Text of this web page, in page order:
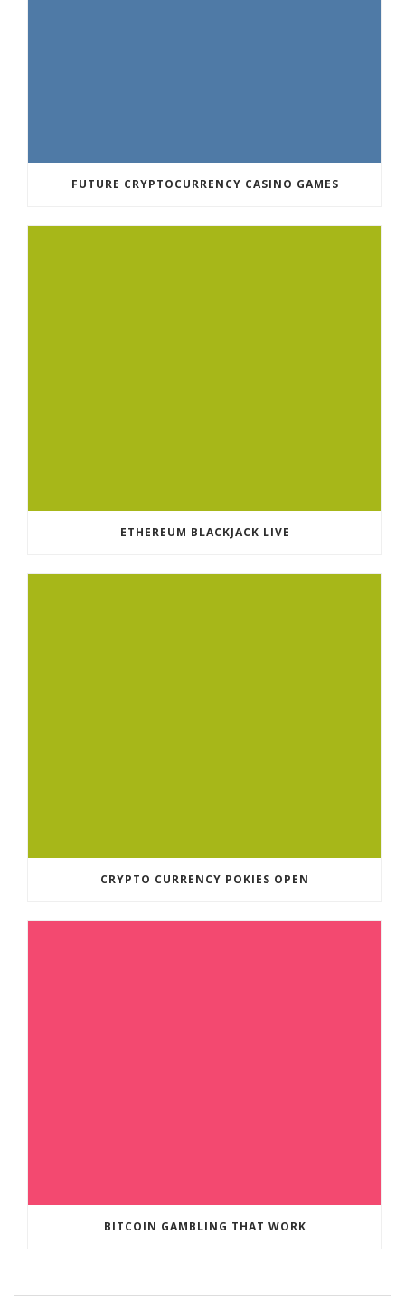
FUTURE CRYPTOCURRENCY CASINO GAMES
ETHEREUM BLACKJACK LIVE
CRYPTO CURRENCY POKIES OPEN
BITCOIN GAMBLING THAT WORK